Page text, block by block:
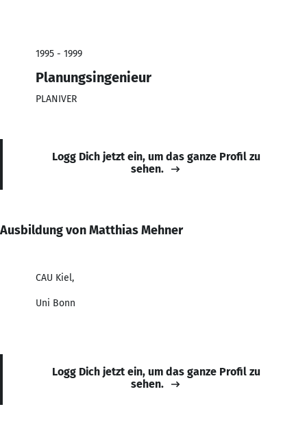
1995 - 1999
Planungsingenieur
PLANIVER
Logg Dich jetzt ein, um das ganze Profil zu
sehen.
Ausbildung von Matthias Mehner
CAU Kiel,
Uni Bonn
Logg Dich jetzt ein, um das ganze Profil zu
sehen.